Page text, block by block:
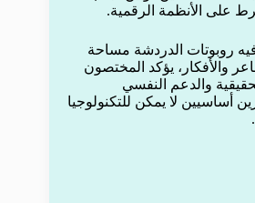
على الأنظمة الرقمية.
روبوتات الدردشة مساحة
والأفكار، يؤكد المختصون
والدعم النفسي
أساسيين لا يمكن للتكنولوجيا